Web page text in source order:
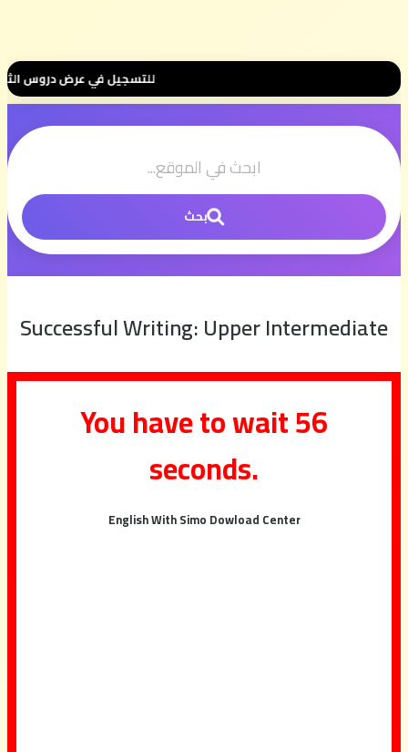
للتسجيل في عرض دروس الثانية بكالوريا 📚 بثمن رمزي 💰 500 درهم فقط للموسم الكامل ⭐ تواصل
بحث
Successful Writing: Upper Intermediate
You have to wait 56
seconds.
English With Simo Dowload Center